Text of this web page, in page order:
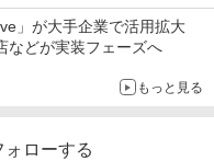
」が大手企業で活用拡大
などが実装フェーズへ
もっと見る
ォローする